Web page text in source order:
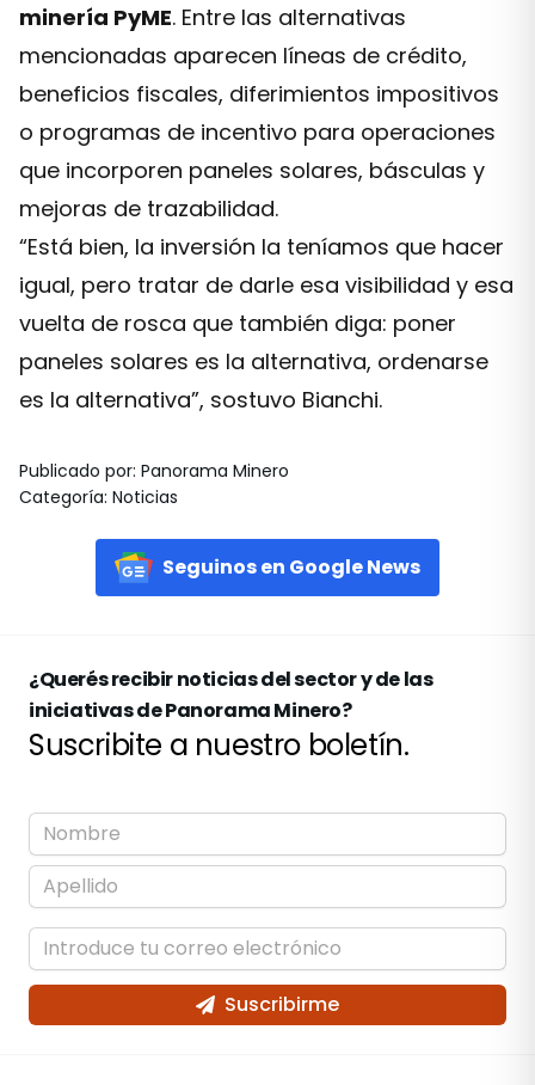
minería PyME. Entre las alternativas
mencionadas aparecen líneas de crédito,
beneficios fiscales, diferimientos impositivos
o programas de incentivo para operaciones
que incorporen paneles solares, básculas y
mejoras de trazabilidad.
“Está bien, la inversión la teníamos que hacer
igual, pero tratar de darle esa visibilidad y esa
vuelta de rosca que también diga: poner
paneles solares es la alternativa, ordenarse
es la alternativa”, sostuvo Bianchi.
Publicado por: Panorama Minero
Categoría: Noticias
Seguinos en Google News
¿Querés recibir noticias del sector y de las
iniciativas de Panorama Minero?
Suscribite a nuestro boletín.
Suscribirme